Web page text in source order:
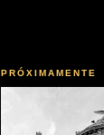
PRÓXIMAMENTE